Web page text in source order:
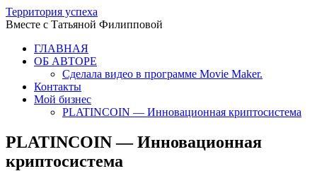
Территория успеха
Вместе с Татьяной Филипповой
ГЛАВНАЯ
ОБ АВТОРЕ
Сделала видео в программе Movie Maker.
Контакты
Мой бизнес
PLATINCOIN — Инновационная криптосистема
PLATINCOIN — Инновационная
криптосистема